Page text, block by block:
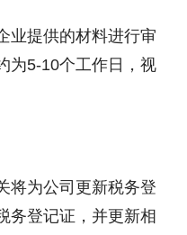
业提供的材料进行审
为5-10个工作日，视
将为公司更新税务登
务登记证，并更新相